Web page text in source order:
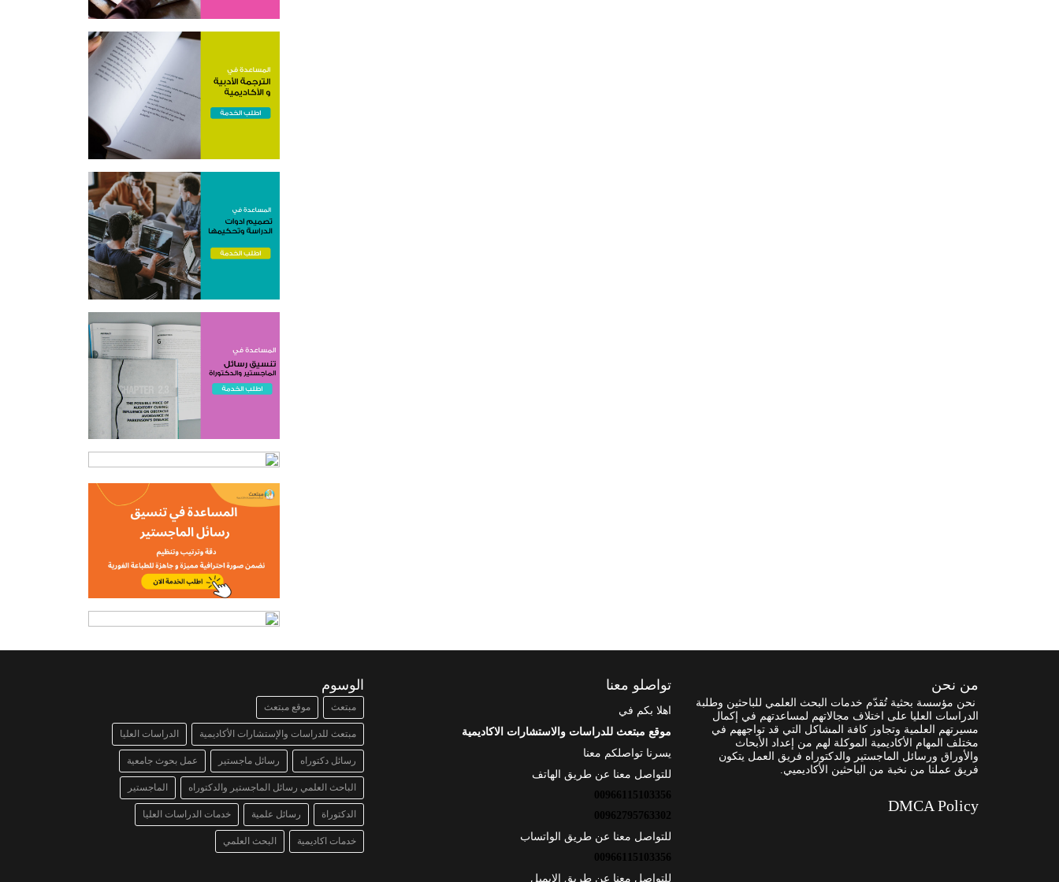
من نحن
نحن مؤسسة بحثية تُقدّم خدمات البحث العلمي للباحثين وطلبة
الدراسات العليا على اختلاف مجالاتهم لمساعدتهم في إكمال
مسيرتهم العلمية وتجاوز كافة المشاكل التي قد تواجههم في
مختلف المهام الأكاديمية الموكلة لهم من إعداد الأبحاث
والأوراق ورسائل الماجستير والدكتوراه فريق العمل يتكون
فريق عملنا من نخبة من الباحثين الأكاديميي.
DMCA Policy
تواصلو معنا
اهلا بكم في
موقع مبتعث للدراسات والاستشارات الاكاديمية
يسرنا تواصلكم معنا
للتواصل معنا عن طريق الهاتف
00966115103356
00962795763302
للتواصل معنا عن طريق الواتساب
00966115103356
للتواصل معنا عن طريق الايميل
الوسوم
مبتعث موقع مبتعث
مبتعث للدراسات والإستشارات الأكاديمية الدراسات العليا
رسائل دكتوراه رسائل ماجستير عمل بحوث جامعية
الباحث العلمي رسائل الماجستير والدكتوراه الماجستير
الدكتوراة رسائل علمية خدمات الدراسات العليا
خدمات اكاديمية البحث العلمي